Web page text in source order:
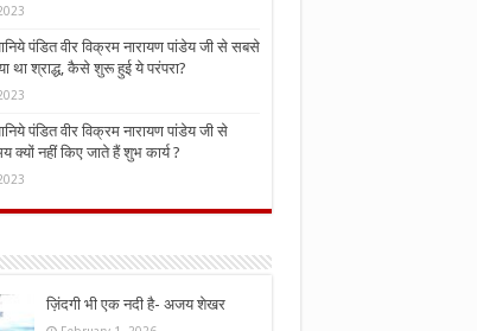
पंडित वीर विक्रम नारायण पांडेय जी से सबसे
था श्राद्ध, कैसे शुरू हुई ये परंपरा?
पंडित वीर विक्रम नारायण पांडेय जी से
क्यों नहीं किए जाते हैं शुभ कार्य ?
ज़िंदगी भी एक नदी है- अजय शेखर